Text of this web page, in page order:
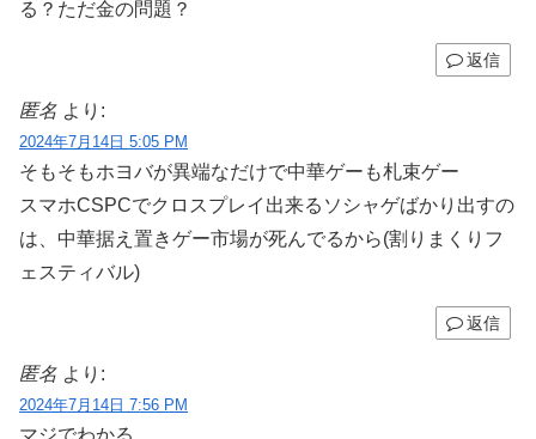
る？ただ金の問題？
返信
匿名 より:
2024年7月14日 5:05 PM
そもそもホヨバが異端なだけで中華ゲーも札束ゲー
スマホCSPCでクロスプレイ出来るソシャゲばかり出すの
は、中華据え置きゲー市場が死んでるから(割りまくりフ
ェスティバル)
返信
匿名 より:
2024年7月14日 7:56 PM
マジでわかる